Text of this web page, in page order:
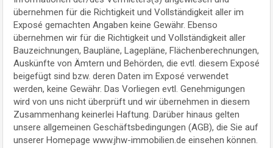
übernehmen für die Richtigkeit und Vollständigkeit aller im
Exposé gemachten Angaben keine Gewähr. Ebenso
übernehmen wir für die Richtigkeit und Vollständigkeit aller
Bauzeichnungen, Baupläne, Lagepläne, Flächenberechnungen,
Auskünfte von Ämtern und Behörden, die evtl. diesem Exposé
beigefügt sind bzw. deren Daten im Exposé verwendet
werden, keine Gewähr. Das Vorliegen evtl. Genehmigungen
wird von uns nicht überprüft und wir übernehmen in diesem
Zusammenhang keinerlei Haftung. Darüber hinaus gelten
unsere allgemeinen Geschäftsbedingungen (AGB), die Sie auf
unserer Homepage www.jhw-immobilien.de einsehen können.